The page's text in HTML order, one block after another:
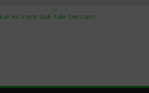
cómo pagar y cobrar en 2026
cadena de suministro: qué hacer
UU.: cómo segmentarlo y venderle